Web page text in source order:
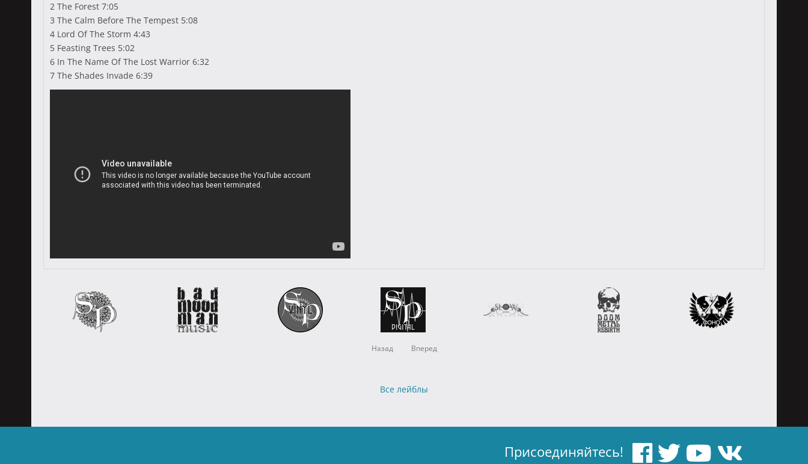
2 The Forest 7:05
3 The Calm Before The Tempest 5:08
4 Lord Of The Storm 4:43
5 Feasting Trees 5:02
6 In The Name Of The Lost Warrior 6:32
7 The Shades Invade 6:39
Назад Вперед
Все лейблы
Присоединяйтесь!